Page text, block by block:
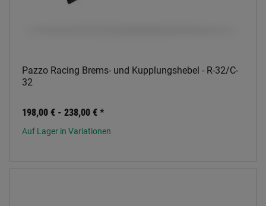
Pazzo Racing Brems- und Kupplungshebel - R-32/C-
32
198,00 € - 238,00 € *
Auf Lager in Variationen